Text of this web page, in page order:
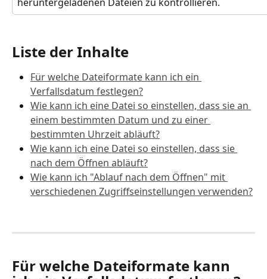
heruntergeladenen Dateien zu kontrollieren.
Liste der Inhalte
Für welche Dateiformate kann ich ein
Verfallsdatum festlegen?
Wie kann ich eine Datei so einstellen, dass sie an
einem bestimmten Datum und zu einer
bestimmten Uhrzeit abläuft?
Wie kann ich eine Datei so einstellen, dass sie
nach dem Öffnen abläuft?
Wie kann ich "Ablauf nach dem Öffnen" mit
verschiedenen Zugriffseinstellungen verwenden?
Für welche Dateiformate kann